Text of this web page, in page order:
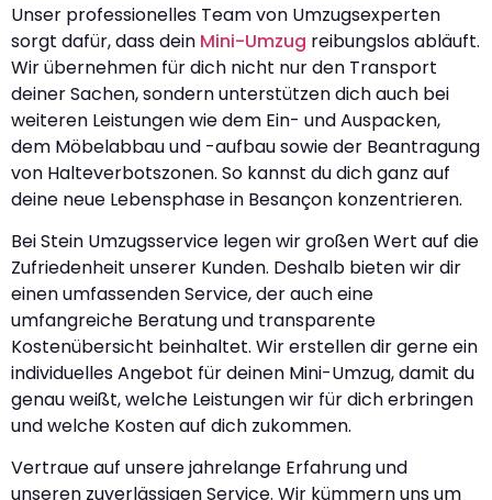
Unser professionelles Team von Umzugsexperten
sorgt dafür, dass dein Mini-Umzug reibungslos abläuft.
Wir übernehmen für dich nicht nur den Transport
deiner Sachen, sondern unterstützen dich auch bei
weiteren Leistungen wie dem Ein- und Auspacken,
dem Möbelabbau und -aufbau sowie der Beantragung
von Halteverbotszonen. So kannst du dich ganz auf
deine neue Lebensphase in Besançon konzentrieren.
Bei Stein Umzugsservice legen wir großen Wert auf die
Zufriedenheit unserer Kunden. Deshalb bieten wir dir
einen umfassenden Service, der auch eine
umfangreiche Beratung und transparente
Kostenübersicht beinhaltet. Wir erstellen dir gerne ein
individuelles Angebot für deinen Mini-Umzug, damit du
genau weißt, welche Leistungen wir für dich erbringen
und welche Kosten auf dich zukommen.
Vertraue auf unsere jahrelange Erfahrung und
unseren zuverlässigen Service. Wir kümmern uns um